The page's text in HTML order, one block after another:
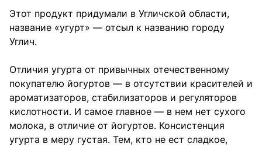
Этот продукт придумали в Угличской области,
название «угурт» — отсыл к названию городу
Углич.
Отличия угурта от привычных отечественному
покупателю йогуртов — в отсутствии красителей и
ароматизаторов, стабилизаторов и регуляторов
кислотности. И самое главное — в нем нет сухого
молока, в отличие от йогуртов. Консистенция
угурта в меру густая. Тем, кто не ест сладкое,